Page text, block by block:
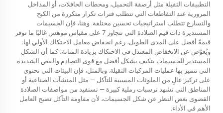
التطبيقات الثقيلة مثل أرصفة التحميل، ومحطات الحافلات، أو المداخل
المرورية عند التقاطعات التي تتطلب فترات تكرار متكررة من الكبح
والتسارع تتطلب استراتيجيات تحسين مختلفة. وهنا، فإن الجسيمات
المستديرة ذات قيم الصلادة التي تتجاوز 7 على مقياس موهس غالبًا ما توفر
قيمةً أفضل على المدى الطويل، رغم انخفاض معامل الاحتكاك الأولي لها.
ويُعوَّض عن الانخفاض المعتدل في الاحتكاك بزيادة المتانة، كما أن الشكل
المستدير للجسيمات يتكيف بشكل أفضل مع قوى التصادم والقص الشديدة
التي تتميز بها عمليات المركبات الثقيلة. وبالمثل، فإن البيئات التي تحتوي
على تركيز عالٍ من الملوثات المسببة للتآكل — مثل المنشآت الصناعية أو
المناطق التي تشهد ترسبات رملية كبيرة — تستفيد من مواصفات الصلادة
القصوى بغض النظر عن شكل الجسيمات، لأن مقاومة التآكل تصبح العامل
الأهم في الأداء.